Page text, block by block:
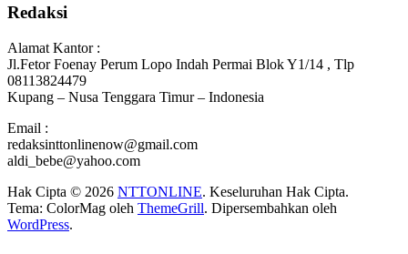
Redaksi
Alamat Kantor :
Jl.Fetor Foenay Perum Lopo Indah Permai Blok Y1/14 , Tlp
08113824479
Kupang – Nusa Tenggara Timur – Indonesia
Email :
redaksinttonlinenow@gmail.com
aldi_bebe@yahoo.com
Hak Cipta © 2026 NTTONLINE. Keseluruhan Hak Cipta.
Tema: ColorMag oleh ThemeGrill. Dipersembahkan oleh
WordPress.